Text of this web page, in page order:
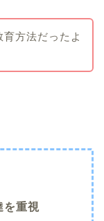
方法だったよ
を重視